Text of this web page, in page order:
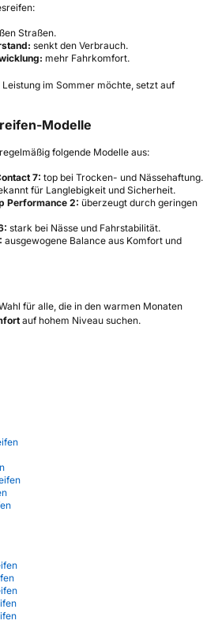
Straßen.
senkt den Verbrauch.
mehr Fahrkomfort.
im Sommer möchte, setzt auf
Modelle
folgende Modelle aus:
7: top bei Trocken- und Nässehaftung.
für Langlebigkeit und Sicherheit.
Performance 2: überzeugt durch geringen
stark bei Nässe und Fahrstabilität.
ausgewogene Balance aus Komfort und
für alle, die in den warmen Monaten
auf hohem Niveau suchen.